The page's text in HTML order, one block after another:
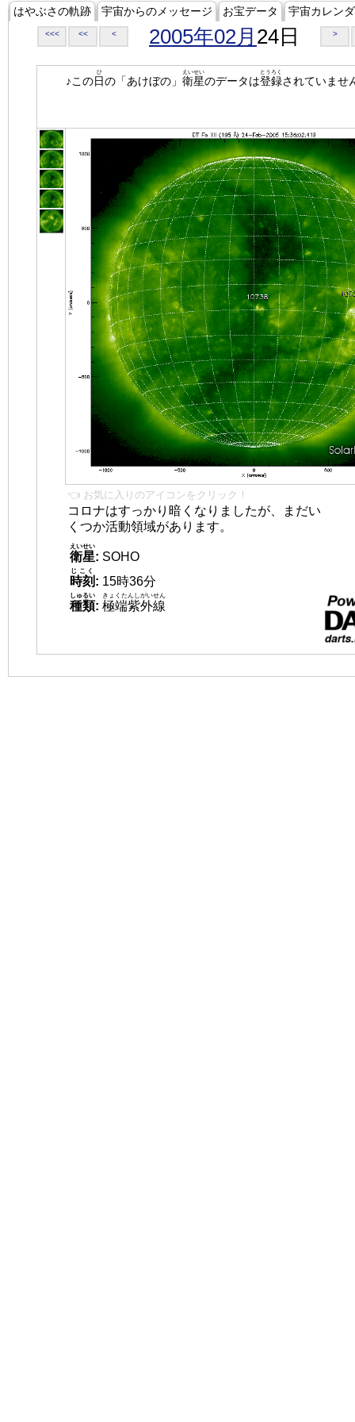
はやぶさの軌跡 宇宙からのメッセージ お宝データ 宇宙カレン
<<< << < 2005年02月 24日 >
♪この日
ひ
の「あけぼの」 衛星
えいせい
のデータは登録
とうろく
されていませ
👈 お気に入りのアイコンをクリック！
コロナはすっかり暗くなりましたが、まだい
くつか活動領域があります。
衛星
えいせい
: SOHO
時刻
じこく
: 15時36分
種類
しゅるい
: 極端紫外線
きょくたんしがいせん